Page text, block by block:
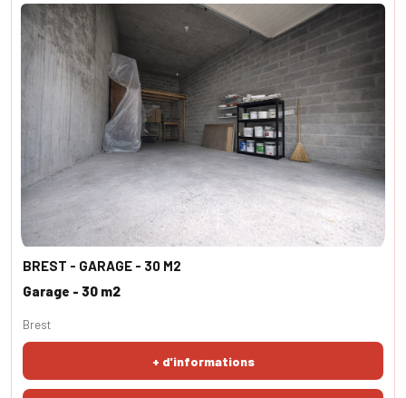
BREST - GARAGE - 30 M2
Garage - 30 m2
+ d'informations
Brest